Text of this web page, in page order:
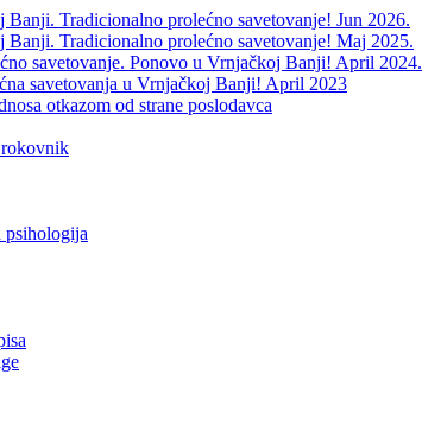
Tradicionalno prolećno savetovanje! Jun 2026.
Banji. Tradicionalno prolećno savetovanje! Maj 2025.
savetovanje. Ponovo u Vrnjačkoj Banji! April 2024.
savetovanja u Vrnjačkoj Banji! April 2023
otkazom od strane poslodavca
rokovnik
psihologija